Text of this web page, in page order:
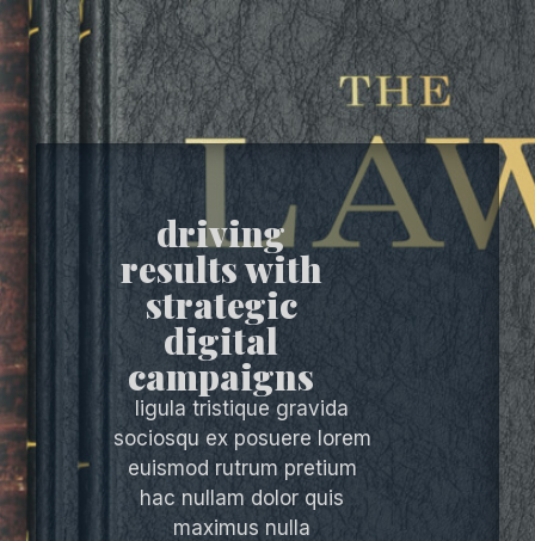
driving
results with
strategic
digital
campaigns
ligula tristique gravida
sociosqu ex posuere lorem
euismod rutrum pretium
hac nullam dolor quis
maximus nulla